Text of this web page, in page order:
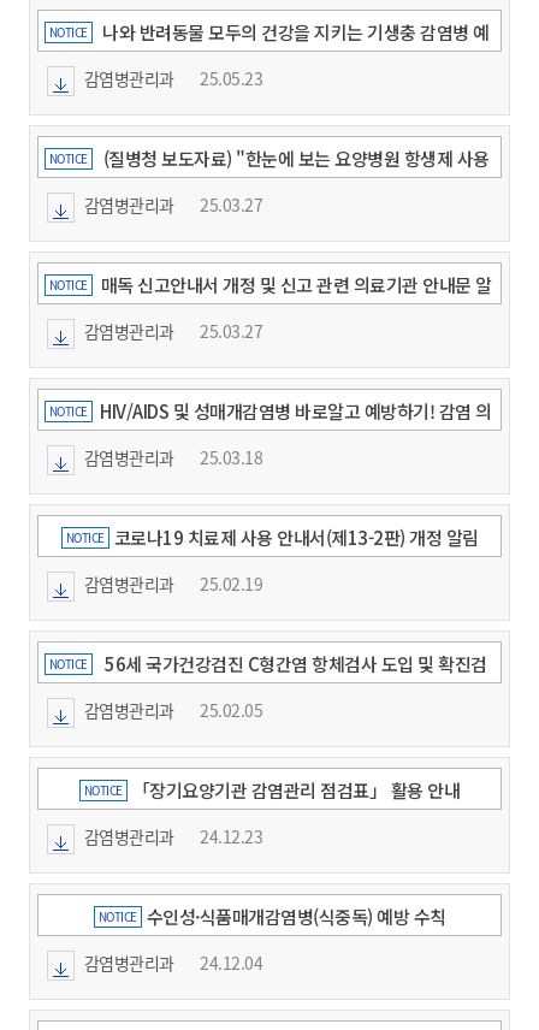
NOTICE
나와 반려동물 모두의 건강을 지키는 기생충 감염병 예
방수칙
감염병관리과 25.05.23
NOTICE
(질병청 보도자료) "한눈에 보는 요양병원 항생제 사용
지침 발간"
감염병관리과 25.03.27
NOTICE
매독 신고안내서 개정 및 신고 관련 의료기관 안내문 알
림
감염병관리과 25.03.27
NOTICE
HIV/AIDS 및 성매개감염병 바로알고 예방하기! 감염 의
심될 땐 무료익명 검사!(수정)
감염병관리과 25.03.18
NOTICE 코로나19 치료제 사용 안내서(제13-2판) 개정 알림
감염병관리과 25.02.19
NOTICE
56세 국가건강검진 C형간염 항체검사 도입 및 확진검
사비 지원 안내
감염병관리과 25.02.05
NOTICE 「장기요양기관 감염관리 점검표」 활용 안내
감염병관리과 24.12.23
NOTICE 수인성·식품매개감염병(식중독) 예방 수칙
감염병관리과 24.12.04